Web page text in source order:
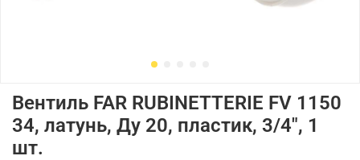
Вентиль FAR RUBINETTERIE FV 1150
34, латунь, Ду 20, пластик, 3/4", 1
шт.